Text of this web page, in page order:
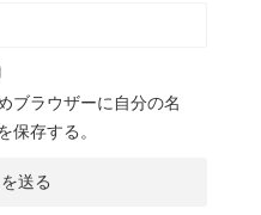
ブラウザーに自分の名
保存する。